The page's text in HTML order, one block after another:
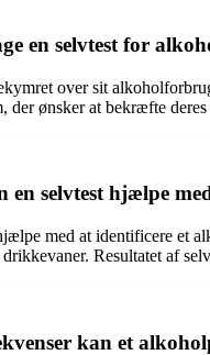
en selvtest for
over sit
der ønsker at bekræfte
en selvtest hjælpe
med at identificere et
Resultatet af
kan et